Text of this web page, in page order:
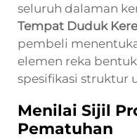
seluruh dalaman
Tempat Duduk
pembeli
elemen reka
spesifikasi struktur
Menilai Sijil
Pematuhan